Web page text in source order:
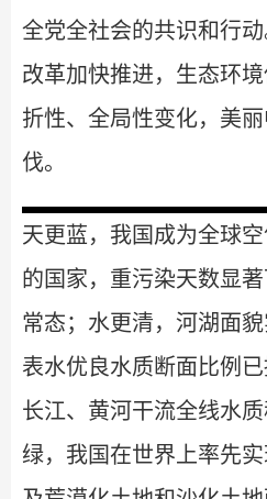
全党全社会的共识和行
改革加快推进，生态环
折性、全局性变化，美
伐。
天更蓝，我国成为全球
的国家，重污染天数显
常态；水更清，河湖面
表水优良水质断面比例已
长江、黄河干流全线水
绿，我国在世界上率先实